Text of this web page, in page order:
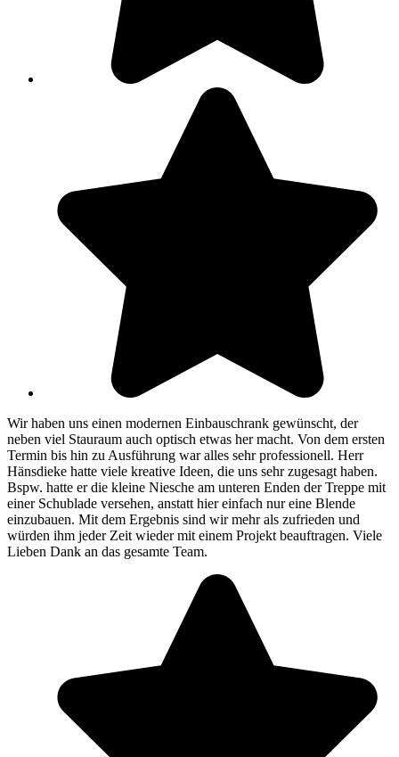
Wir haben uns einen modernen Einbauschrank gewünscht, der
neben viel Stauraum auch optisch etwas her macht. Von dem ersten
Termin bis hin zu Ausführung war alles sehr professionell. Herr
Hänsdieke hatte viele kreative Ideen, die uns sehr zugesagt haben.
Bspw. hatte er die kleine Niesche am unteren Enden der Treppe mit
einer Schublade versehen, anstatt hier einfach nur eine Blende
einzubauen. Mit dem Ergebnis sind wir mehr als zufrieden und
würden ihm jeder Zeit wieder mit einem Projekt beauftragen. Viele
Lieben Dank an das gesamte Team.